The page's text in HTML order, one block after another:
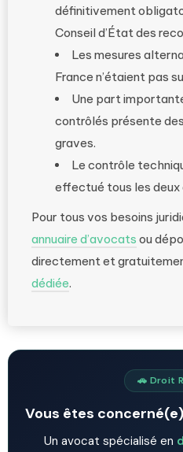
définitivement
Conseil d’État des
Les mesures
France n’étaient pas
Une part
contrôlés présente
graves.
Le contrôle
effectué tous les deux
Pour tous vos besoins
annuaire d’avocats ou
directement et
dédiée.
🚗 Droit
Vous êtes
Un avocat spécialisé en